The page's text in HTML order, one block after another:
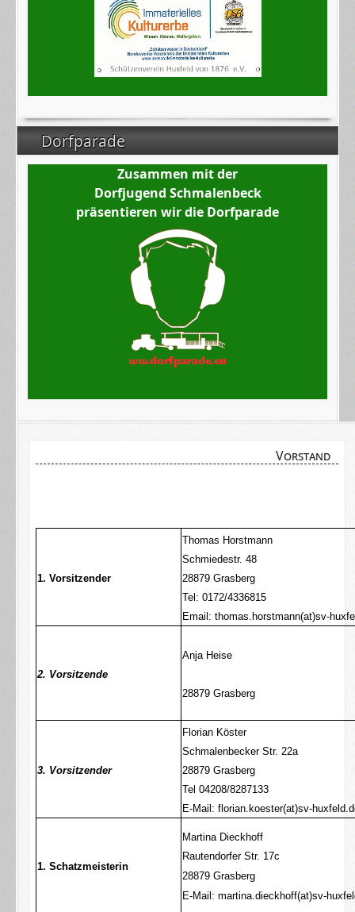
Dorfparade
Zusammen mit der
Dorfjugend Schmalenbeck
präsentieren wir die Dorfparade
Vorstand
1. Vorsitzender
Thomas Horstmann
Schmiedestr. 48
28879 Grasberg
Tel: 0172/4336815
Email: thomas.horstmann(at)sv-
2. Vorsitzende
Anja Heise
28879 Grasberg
3. Vorsitzender
Florian Köster
Schmalenbecker Str. 22a
28879 Grasberg
Tel 04208/8287133
E-Mail: florian.koester(at)sv-
1. Schatzmeisterin
Martina Dieckhoff
Rautendorfer Str. 17c
28879 Grasberg
E-Mail: martina.dieckhoff(at)sv-